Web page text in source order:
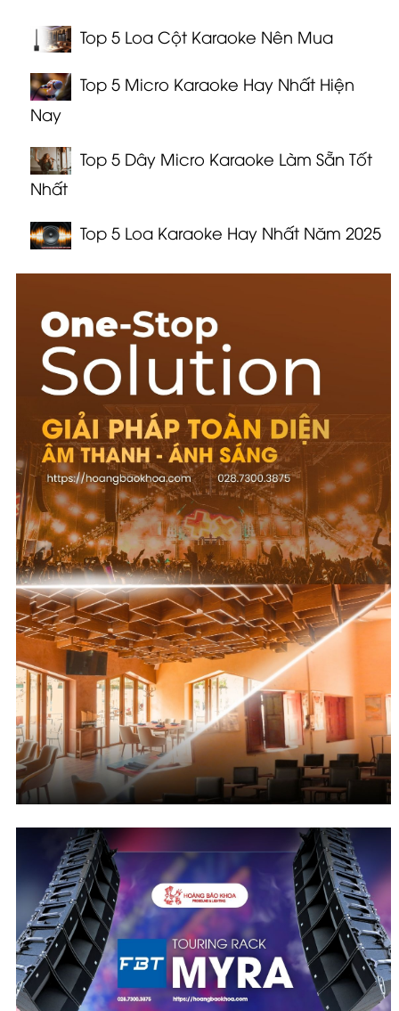
Top 5 Loa Cột Karaoke Nên Mua
Top 5 Micro Karaoke Hay Nhất Hiện
Nay
Top 5 Dây Micro Karaoke Làm Sẵn Tốt
Nhất
Top 5 Loa Karaoke Hay Nhất Năm 2025